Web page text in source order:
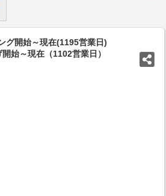
開始～現在(1195営業日)
始～現在（1102営業日）